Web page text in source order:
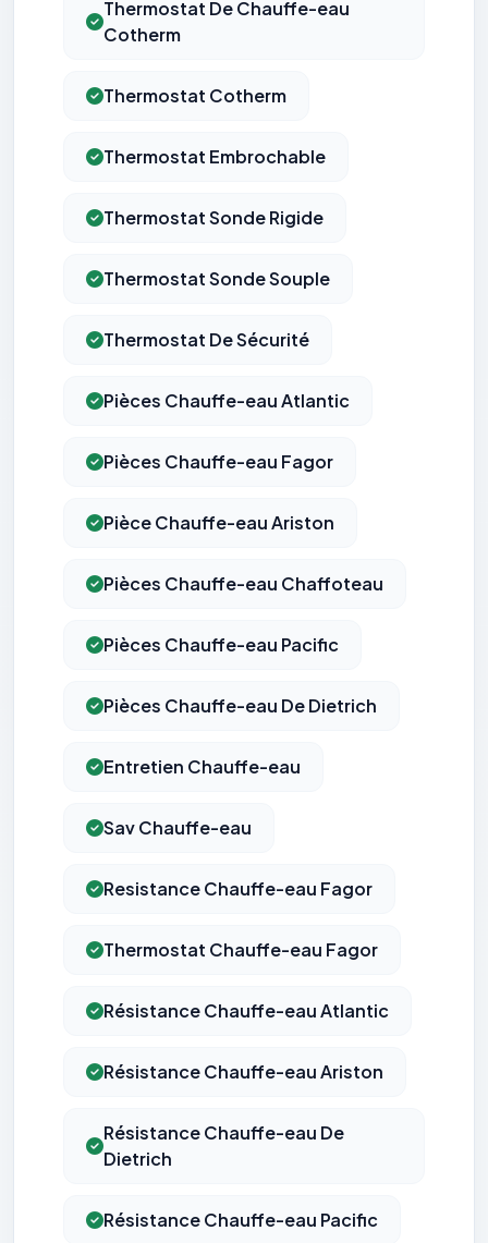
Thermostat De Chauffe-eau
Cotherm
Thermostat Cotherm
Thermostat Embrochable
Thermostat Sonde Rigide
Thermostat Sonde Souple
Thermostat De Sécurité
Pièces Chauffe-eau Atlantic
Pièces Chauffe-eau Fagor
Pièce Chauffe-eau Ariston
Pièces Chauffe-eau Chaffoteau
Pièces Chauffe-eau Pacific
Pièces Chauffe-eau De Dietrich
Entretien Chauffe-eau
Sav Chauffe-eau
Resistance Chauffe-eau Fagor
Thermostat Chauffe-eau Fagor
Résistance Chauffe-eau Atlantic
Résistance Chauffe-eau Ariston
Résistance Chauffe-eau De
Dietrich
Résistance Chauffe-eau Pacific